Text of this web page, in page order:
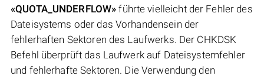
«QUOTA_UNDERFLOW» führte vielleicht der Fehler des
Dateisystems oder das Vorhandensein der
fehlerhaften Sektoren des Laufwerks. Der CHKDSK
Befehl überprüft das Laufwerk auf Dateisystemfehler
und fehlerhafte Sektoren. Die Verwendung den